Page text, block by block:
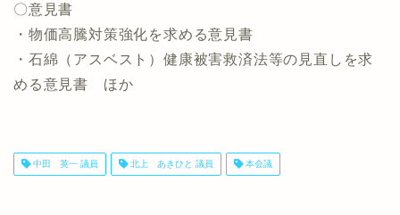
〇意見書
・物価高騰対策強化を求める意見書
・石綿（アスベスト）健康被害救済法等の見直しを求
める意見書 ほか
中田 英一 議員 北上 あきひと 議員 本会議